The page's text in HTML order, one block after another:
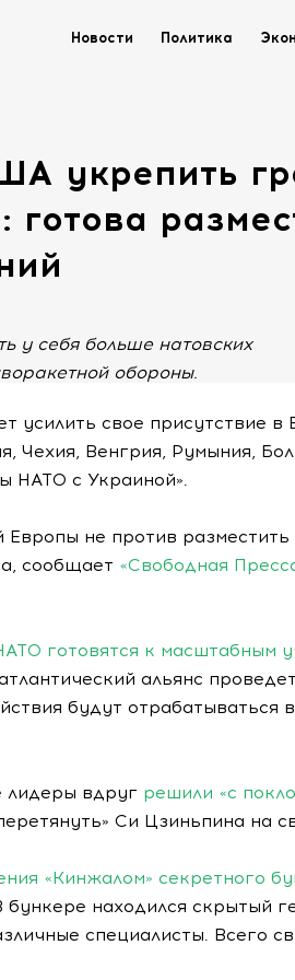
Новости Политика
укрепить
у себя больше натовских
обороны.
усилить свое присутствие в
Чехия, Венгрия, Румыния,
НАТО с Украиной».
Европы не против
сообщает «Свободная
готовятся к масштабным
альянс
будут отрабатываться
лидеры вдруг решили «с
Си Цзиньпина на
«Кинжалом» секретного
бункере находился скрытый
специалисты. Всего